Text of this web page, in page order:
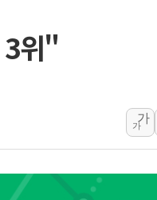
3국, '공동방위협정' 체결…
행정명령 검토…"이르면 다음
무도회장 공사 중단 명령…트
출항 '하르그섬', 최근 1주일 이
화 장중 급등…시장은 "또 개입
도체주 프리뷰...美 고용 쇼크
고용 쇼크에 금리 인상 우려
3위"
가
가